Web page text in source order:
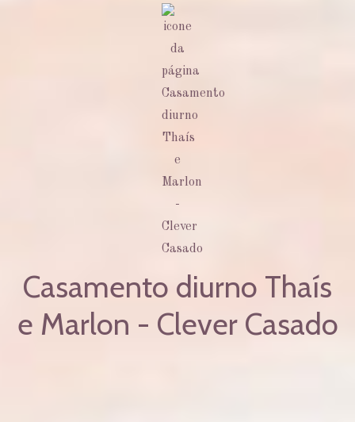
Casamento diurno Thaís
e Marlon - Clever Casado